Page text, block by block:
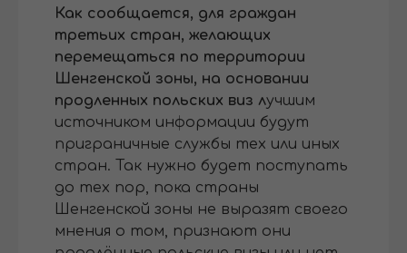
Как сообщается, для граждан
третьих стран, желающих
перемещаться по территории
Шенгенской зоны, на основании
продленных польских виз лучшим
источником информации будут
приграничные службы тех или иных
стран. Так нужно будет поступать
до тех пор, пока страны
Шенгенской зоны не выразят своего
мнения о том, признают они